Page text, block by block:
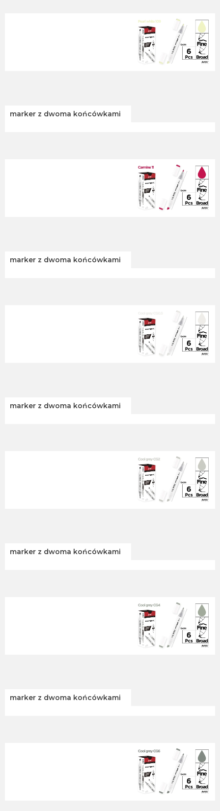
marker z dwoma końcówkami
marker z dwoma końcówkami
marker z dwoma końcówkami
marker z dwoma końcówkami
marker z dwoma końcówkami